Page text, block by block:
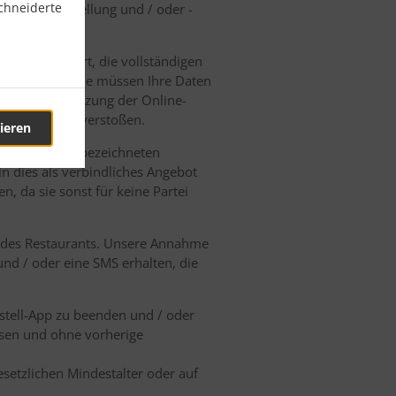
Online-Bestellung und / oder -
aufgefordert, die vollständigen
Sie müssen Ihre Daten
vor, die Nutzung der Online-
verstoßen.
die bezeichneten
dies als verbindliches Angebot
da sie sonst für keine Partei
Restaurants. Unsere Annahme
/ oder eine SMS erhalten, die
App zu beenden und / oder
und ohne vorherige
Mindestalter oder auf